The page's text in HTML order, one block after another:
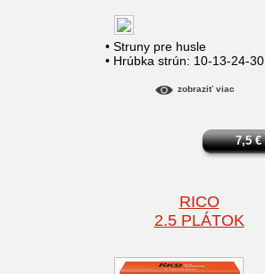
• Struny pre husle
• Hrúbka strún: 10-13-24-30
7,5€
zobraziť viac
RICO
2.5 PLÁTOK